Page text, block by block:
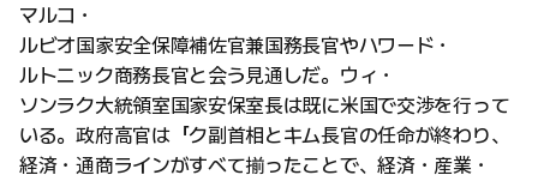
マルコ・
ルビオ国家安全保障補佐官兼国務長官やハワード・
ルトニック商務長官と会う見通しだ。ウィ・
ソンラク大統領室国家安保室長は既に米国で交渉を行って
いる。政府高官は「ク副首相とキム長官の任命が終わり、
経済・通商ラインがすべて揃ったことで、経済・産業・